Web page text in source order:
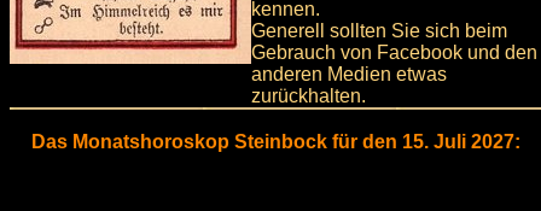
kennen.
Generell sollten Sie sich beim
Gebrauch von Facebook und den
anderen Medien etwas
zurückhalten.
Das Monatshoroskop Steinbock für den 15. Juli 2027: